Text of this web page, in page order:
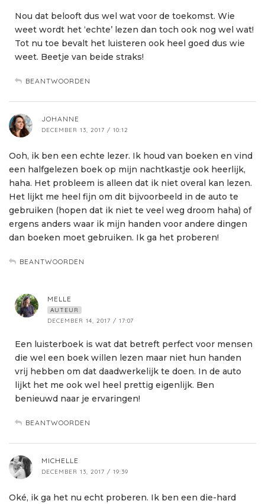
Nou dat belooft dus wel wat voor de toekomst. Wie
weet wordt het ‘echte’ lezen dan toch ook nog wel wat!
Tot nu toe bevalt het luisteren ook heel goed dus wie
weet. Beetje van beide straks!
BEANTWOORDEN
JOHANNE
DECEMBER 13, 2017 / 10:12
Ooh, ik ben een echte lezer. Ik houd van boeken en vind
een halfgelezen boek op mijn nachtkastje ook heerlijk,
haha. Het probleem is alleen dat ik niet overal kan lezen.
Het lijkt me heel fijn om dit bijvoorbeeld in de auto te
gebruiken (hopen dat ik niet te veel weg droom haha) of
ergens anders waar ik mijn handen voor andere dingen
dan boeken moet gebruiken. Ik ga het proberen!
BEANTWOORDEN
MELLE
AUTEUR
DECEMBER 14, 2017 / 17:07
Een luisterboek is wat dat betreft perfect voor mensen
die wel een boek willen lezen maar niet hun handen
vrij hebben om dat daadwerkelijk te doen. In de auto
lijkt het me ook wel heel prettig eigenlijk. Ben
benieuwd naar je ervaringen!
BEANTWOORDEN
MICHELLE
DECEMBER 13, 2017 / 19:39
Oké, ik ga het nu echt proberen. Ik ben een die-hard